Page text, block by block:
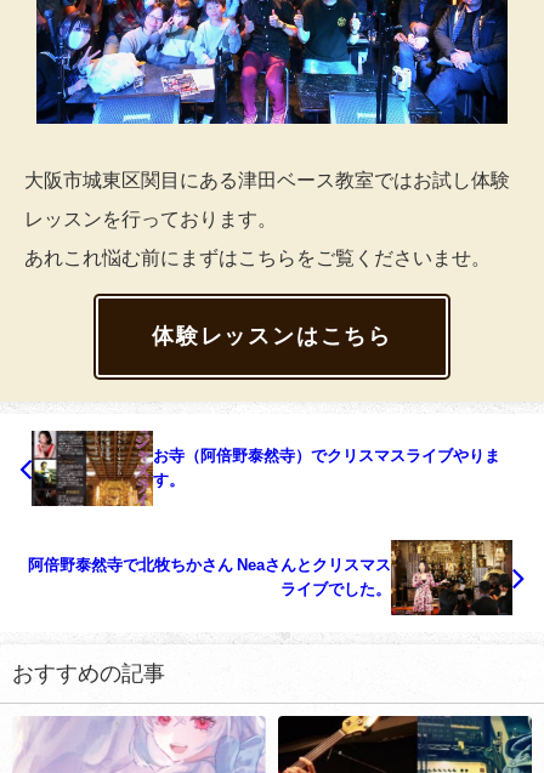
大阪市城東区関目にある津田ベース教室ではお試し体験
レッスンを行っております。
あれこれ悩む前にまずはこちらをご覧くださいませ。
体験レッスンはこちら
お寺（阿倍野泰然寺）でクリスマスライブやりま
す。
阿倍野泰然寺で北牧ちかさん Neaさんとクリスマス
ライブでした。
おすすめの記事